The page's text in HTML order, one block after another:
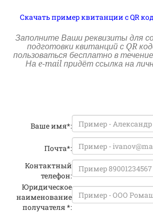
Скачать пример квитанции с QR
Заполните Ваши реквизиты для
подготовки квитанций с QR
пользоваться бесплатно в
На e-mail придёт ссылка на
Ваше имя*:
Почта*:
Контактный
телефон:
Юридическое
наименование
получателя *: